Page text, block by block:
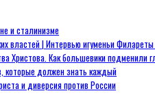
и сталинизме
властей | Интервью игуменьи
Христова. Как большевики подменили
которые должен знать каждый
и диверсия против России